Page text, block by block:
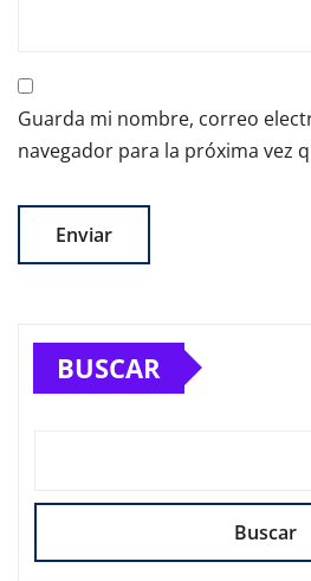
Guarda mi nombre, correo
navegador para la próxima vez
BUSCAR
Buscar